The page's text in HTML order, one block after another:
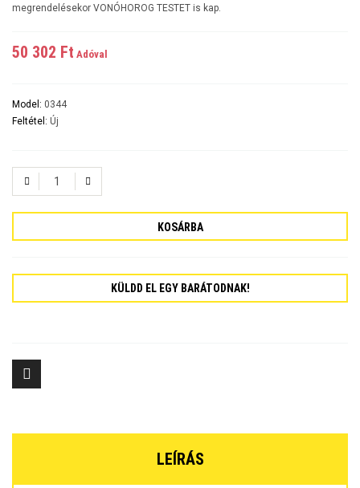
megrendelésekor VONÓHOROG TESTET is kap.
50 302 Ft‎ Adóval
Model: 0344
Feltétel: Új
KOSÁRBA
KÜLDD EL EGY BARÁTODNAK!
LEÍRÁS